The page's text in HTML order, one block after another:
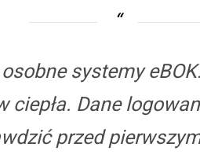
systemy
ciepła. Dane
przed